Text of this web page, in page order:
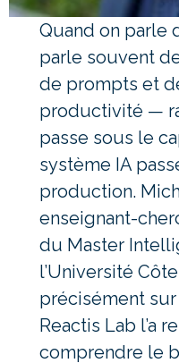
Quand on parle
parle souvent
de prompts et
productivité —
passe sous le
système IA
production.
enseignant-
du Master
l’Université
précisément
Reactis Lab l’a
comprendre le